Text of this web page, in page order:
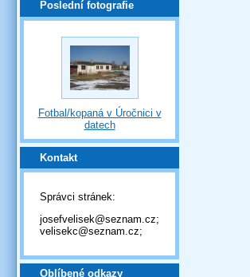
Poslední fotografie
Fotbal/kopaná v Úročnici v
datech
Kontakt
Správci stránek:
josefvelisek@seznam.cz;
velisekc@seznam.cz;
Oblíbené odkazy